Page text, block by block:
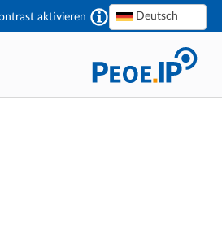
aktivieren Deutsch